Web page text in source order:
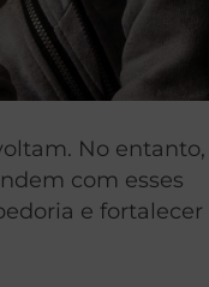
No entanto,
com esses
e fortalecer